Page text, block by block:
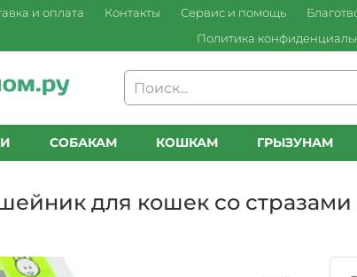
и оплата Контакты Сервис и помощь
Политика
СОБАКАМ КОШКАМ ГРЫЗУНАМ
для кошек со